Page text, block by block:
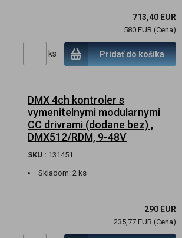
713,40 EUR
580 EUR (Cena)
ks Pridať do košíka
DMX 4ch kontroler s
vymenitelnymi modularnymi
CC drivrami (dodane bez) ,
DMX512/RDM, 9-48V
SKU : 131451
Skladom:2 ks
290 EUR
235,77 EUR (Cena)